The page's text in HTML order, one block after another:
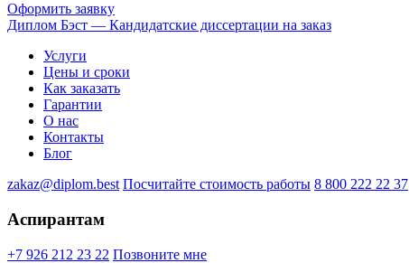
Оформить заявку
Диплом Бэст — Кандидатские диссертации на заказ
Услуги
Цены и сроки
Как заказать
Гарантии
О нас
Контакты
Блог
zakaz@diplom.best Посчитайте стоимость работы 8 800 222 22 37
Аспирантам
+7 926 212 23 22 Позвоните мне